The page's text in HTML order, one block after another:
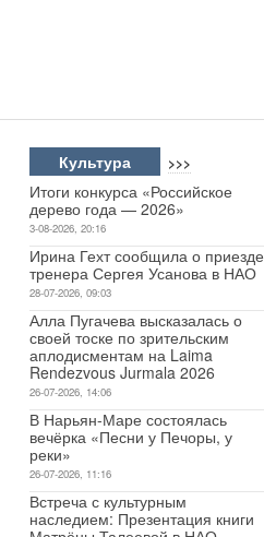
Культура >>>
Итоги конкурса «Российское
дерево года — 2026»
3-08-2026, 20:16
Ирина Гехт сообщила о приезде
тренера Сергея Усанова в НАО
28-07-2026, 09:03
Алла Пугачева высказалась о
своей тоске по зрительским
аплодисментам на Laima
Rendezvous Jurmala 2026
26-07-2026, 14:06
В Нарьян-Маре состоялась
вечёрка «Песни у Печоры, у
реки»
26-07-2026, 11:16
Встреча с культурным
наследием: Презентация книги